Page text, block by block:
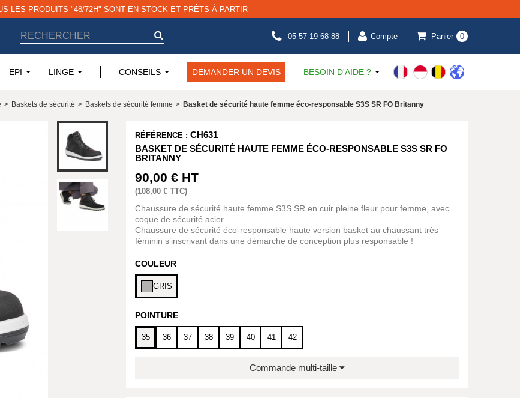
LES PRODUITS "48/72H" SONT EN STOCK ET PRÊTS À PARTIR
05 57 19 68 88 Compte Panier 0
EPI LINGE CONSEILS DEMANDER UN DEVIS BESOIN D'AIDE ?
> Baskets de sécurité > Baskets de sécurité femme > Basket de sécurité haute femme éco-responsable S3S SR FO Britanny
RÉFÉRENCE : CH631
BASKET DE SÉCURITÉ HAUTE FEMME ÉCO-RESPONSABLE S3S SR FO
BRITANNY
90,00 € HT
(108,00 € TTC)
Chaussure de sécurité haute femme S3S SR en cuir pleine fleur pour femme, avec
coque de sécurité acier.
Chaussure de sécurité éco-responsable haute version basket au chaussant très
féminin s’inscrivant dans une démarche de conception plus responsable !
COULEUR
GRIS
POINTURE
35 36 37 38 39 40 41 42
Commande multi-taille